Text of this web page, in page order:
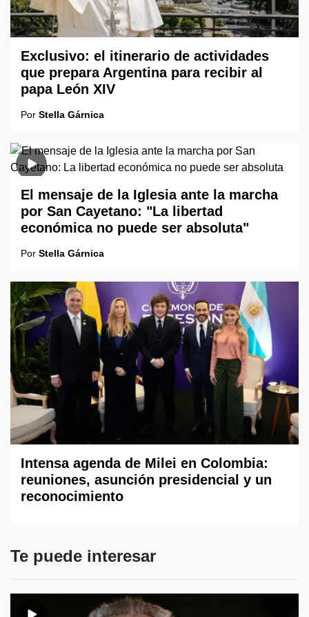
Exclusivo: el itinerario de actividades
que prepara Argentina para recibir al
papa León XIV
Por Stella Gárnica
El mensaje de la Iglesia ante la marcha
por San Cayetano: "La libertad
económica no puede ser absoluta"
Por Stella Gárnica
Intensa agenda de Milei en Colombia:
reuniones, asunción presidencial y un
reconocimiento
Te puede interesar